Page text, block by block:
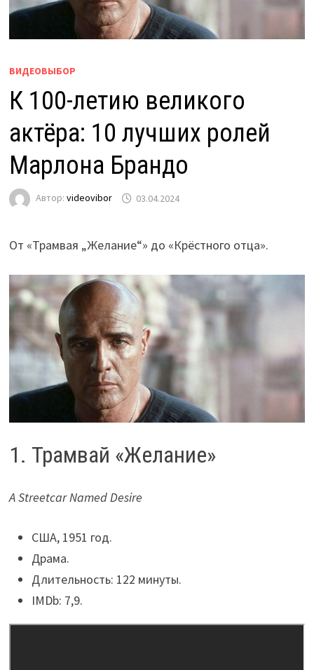
ВИДЕОВЫБОР
К 100-летию великого
актёра: 10 лучших ролей
Марлона Брандо
Автор: videovibor 03.04.2024
От «Трамвая „Желание“» до «Крёстного отца».
1. Трамвай «Желание»
A Streetcar Named Desire
США, 1951 год.
Драма.
Длительность: 122 минуты.
IMDb: 7,9.